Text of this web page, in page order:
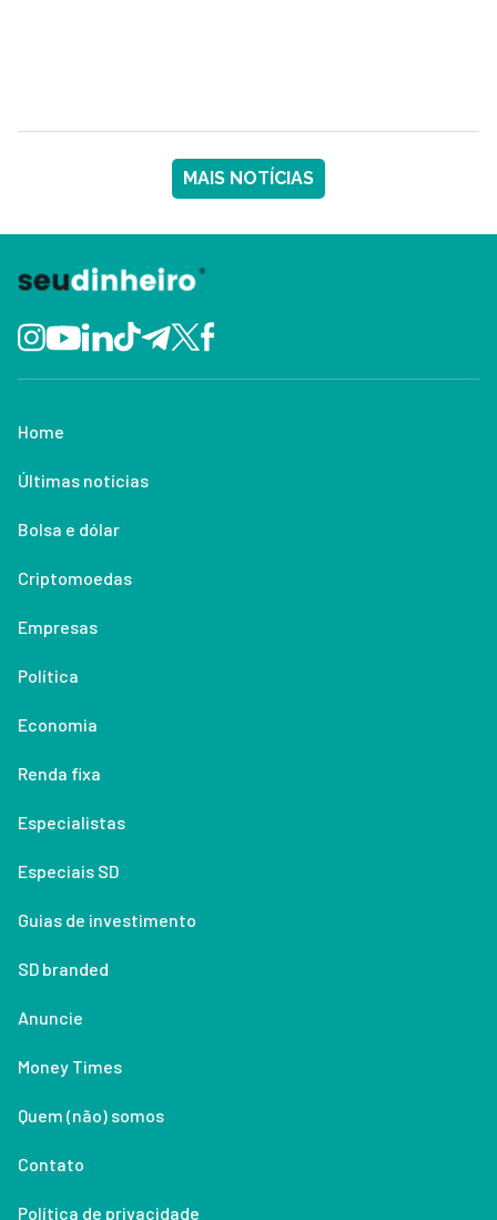
MAIS NOTÍCIAS
Home
Últimas notícias
Bolsa e dólar
Criptomoedas
Empresas
Política
Economia
Renda fixa
Especialistas
Especiais SD
Guias de investimento
SD branded
Anuncie
Money Times
Quem (não) somos
Contato
Política de privacidade